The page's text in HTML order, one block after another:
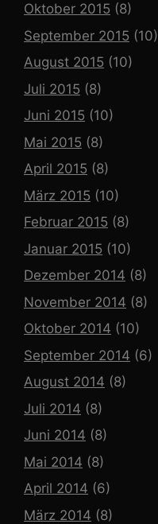
Oktober 2015 (8)
September 2015 (10)
August 2015 (10)
Juli 2015 (8)
Juni 2015 (10)
Mai 2015 (8)
April 2015 (8)
März 2015 (10)
Februar 2015 (8)
Januar 2015 (10)
Dezember 2014 (8)
November 2014 (8)
Oktober 2014 (10)
September 2014 (6)
August 2014 (8)
Juli 2014 (8)
Juni 2014 (8)
Mai 2014 (8)
April 2014 (6)
März 2014 (8)